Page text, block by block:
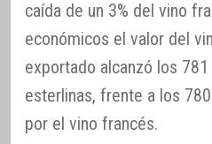
caída de un 3% del vino
económicos el valor del
exportado alcanzó los
esterlinas, frente a los
por el vino francés.